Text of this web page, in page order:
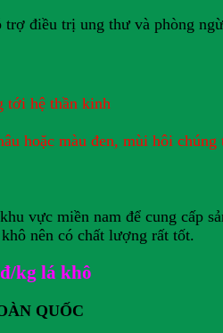
điều trị ung thư và phòng
tới hệ thần kinh
hoặc màu đen, mùi hôi
vực miền nam để cung cấp
nên có chất lượng rất tốt.
kg lá khô
QUỐC